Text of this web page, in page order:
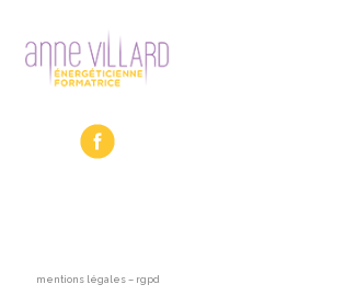
mentions légales – rgpd